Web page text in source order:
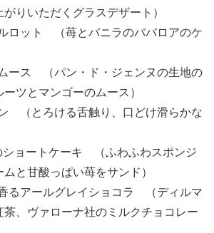
りいただくグラスデザート）
ロット （苺とバニラのババロアのケ
ース （パン・ド・ジェンヌの生地の
ツとマンゴーのムース）
（とろける舌触り、口どけ滑らかな
ショートケーキ （ふわふわスポンジ
と甘酸っぱい苺をサンド）
るアールグレイショコラ （ディルマ
、ヴァローナ社のミルクチョコレー